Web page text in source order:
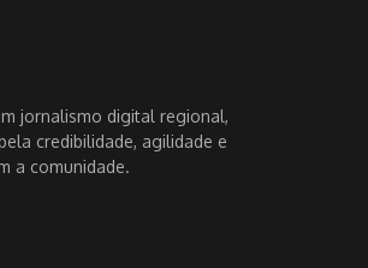
jornalismo digital regional,
credibilidade, agilidade e
a comunidade.